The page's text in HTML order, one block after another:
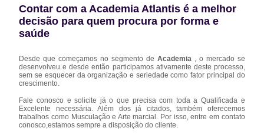
Contar com a Academia Atlantis é a melhor
decisão para quem procura por forma e
saúde
Desde que começamos no segmento de Academia
, o mercado se
desenvolveu e desde então participamos ativamente deste processo,
sem se esquecer da organização e seriedade como fator principal do
crescimento.
Fale conosco e solicite já o que precisa com toda a Qualificada e
Excelente necessária. Além dos já citados, também oferecemos
trabalhos como Musculação e Arte marcial. Por isso, entre em contato
conosco,estamos sempre a disposição do cliente.